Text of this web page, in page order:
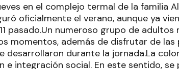
en el complejo termal de la familia
oficialmente el verano, aunque ya
pasado.Un numeroso grupo de
momentos, además de disfrutar de las
desarrollaron durante la jornada.La
e integración social. En este sentido,